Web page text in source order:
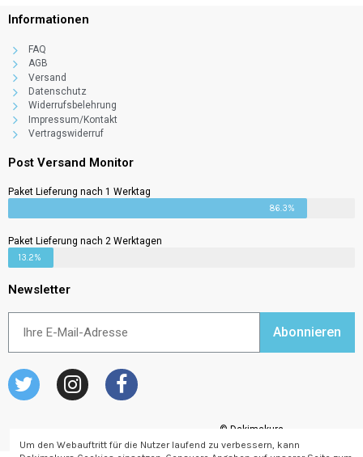
Informationen
FAQ
AGB
Versand
Datenschutz
Widerrufsbelehrung
Impressum/Kontakt
Vertragswiderruf
Post Versand Monitor
Paket Lieferung nach 1 Werktag
86.3%
Paket Lieferung nach 2 Werktagen
13.2%
Newsletter
Abonnieren
© Dakimakura
Um den Webauftritt für die Nutzer laufend zu verbessern, kann